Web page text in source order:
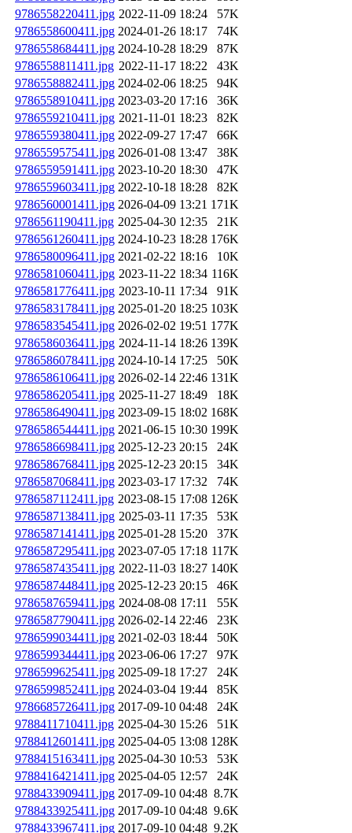
9786558220411.jpg 2022-11-09 18:24
57K
9786558600411.jpg 2024-01-26 18:17
74K
9786558684411.jpg 2024-10-28 18:29
87K
9786558811411.jpg 2022-11-17 18:22
43K
9786558882411.jpg 2024-02-06 18:25
94K
9786558910411.jpg 2023-03-20 17:16
36K
9786559210411.jpg 2021-11-01 18:23
82K
9786559380411.jpg 2022-09-27 17:47
66K
9786559575411.jpg 2026-01-08 13:47
38K
9786559591411.jpg 2023-10-20 18:30
47K
9786559603411.jpg 2022-10-18 18:28
82K
9786560001411.jpg 2026-04-09 13:21 171K
9786561190411.jpg 2025-04-30 12:35
21K
9786561260411.jpg 2024-10-23 18:28 176K
9786580096411.jpg 2021-02-22 18:16
10K
9786581060411.jpg 2023-11-22 18:34 116K
9786581776411.jpg 2023-10-11 17:34
91K
9786583178411.jpg 2025-01-20 18:25 103K
9786583545411.jpg 2026-02-02 19:51 177K
9786586036411.jpg 2024-11-14 18:26 139K
9786586078411.jpg 2024-10-14 17:25
50K
9786586106411.jpg 2026-02-14 22:46 131K
9786586205411.jpg 2025-11-27 18:49
18K
9786586490411.jpg 2023-09-15 18:02 168K
9786586544411.jpg 2021-06-15 10:30 199K
9786586698411.jpg 2025-12-23 20:15
24K
9786586768411.jpg 2025-12-23 20:15
34K
9786587068411.jpg 2023-03-17 17:32
74K
9786587112411.jpg 2023-08-15 17:08 126K
9786587138411.jpg 2025-03-11 17:35
53K
9786587141411.jpg 2025-01-28 15:20
37K
9786587295411.jpg 2023-07-05 17:18 117K
9786587435411.jpg 2022-11-03 18:27 140K
9786587448411.jpg 2025-12-23 20:15
46K
9786587659411.jpg 2024-08-08 17:11
55K
9786587790411.jpg 2026-02-14 22:46
23K
9786599034411.jpg 2021-02-03 18:44
50K
9786599344411.jpg 2023-06-06 17:27
97K
9786599625411.jpg 2025-09-18 17:27
24K
9786599852411.jpg 2024-03-04 19:44
85K
9786685726411.jpg 2017-09-10 04:48
24K
9788411710411.jpg 2025-04-30 15:26
51K
9788412601411.jpg 2025-04-05 13:08 128K
9788415163411.jpg 2025-04-30 10:53
53K
9788416421411.jpg 2025-04-05 12:57
24K
9788433909411.jpg 2017-09-10 04:48 8.7K
9788433925411.jpg 2017-09-10 04:48 9.6K
9788433967411.jpg 2017-09-10 04:48 9.2K